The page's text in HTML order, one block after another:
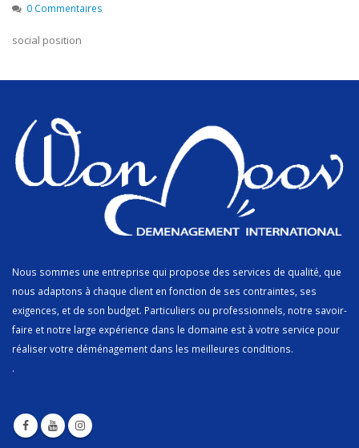
0 Commentaires
social position
Nous sommes une entreprise qui propose des services de qualité, que
nous adaptons à chaque client en fonction de ses contraintes, ses
exigences, et de son budget. Particuliers ou professionnels, notre savoir-
faire et notre large expérience dans le domaine est à votre service pour
réaliser votre déménagement dans les meilleures conditions.
.